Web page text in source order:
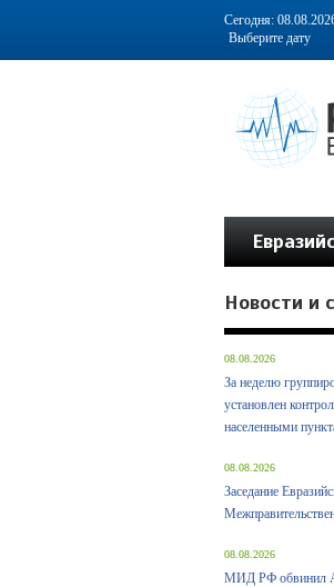
Информационно-аналитическое издание,
Сегодня: 08.08.2026
Новости и
08.08.2026
За неделю
установлен
населенными
08.08.2026
Заседание
08.08.2026
МИД РФ обвинил